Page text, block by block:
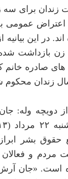
زندان برای سه
اعتراض عمومی
اند. در این بیانیه از
زن بازداشت
های صادره خانم
زندان محکوم
دویچه وله:
بشر
مردم و
«جان آرش